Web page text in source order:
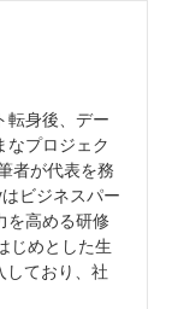
転身後、デー
なプロジェク
者が代表を務
ビジネスパー
を高める研修
じめとした生
しており、社